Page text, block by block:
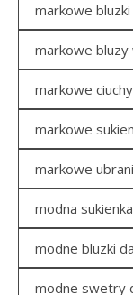
markowe
markowe
markowe
markowe
markowe
modna
modne bluzki
modne swetry